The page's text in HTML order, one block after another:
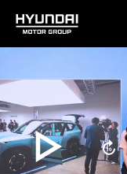
HYUNDAI
MOTOR